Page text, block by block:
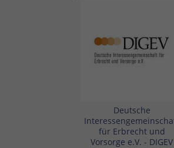
Deutsche
für Erbrecht und
Vorsorge e.V. - DIGEV